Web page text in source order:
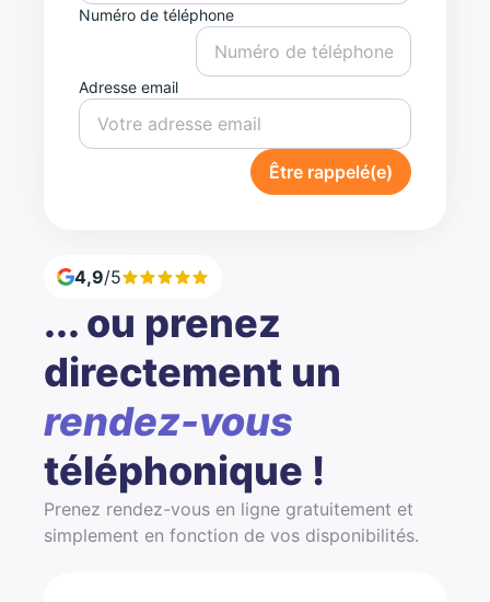
Numéro de téléphone
Adresse email
Être rappelé(e)
4,9/5
... ou prenez
directement un
rendez-vous
téléphonique !
Prenez rendez-vous en ligne gratuitement et
simplement en fonction de vos disponibilités.